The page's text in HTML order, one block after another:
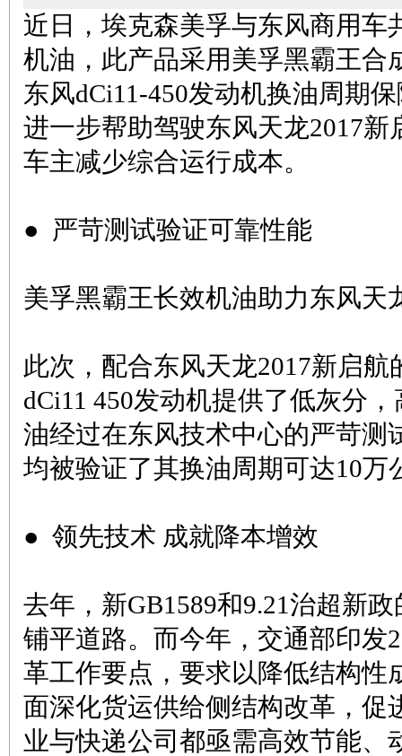
近日，埃克森美孚与东风商用车
机油，此产品采用美孚黑霸王合
东风dCi11-450发动机换油周期
进一步帮助驾驶东风天龙2017
车主减少综合运行成本。
● 严苛测试验证可靠性能
美孚黑霸王长效机油助力东风天
此次，配合东风天龙2017新启
dCi11 450发动机提供了低灰分
油经过在东风技术中心的严苛测
均被验证了其换油周期可达10万
● 领先技术 成就降本增效
去年，新GB1589和9.21治超新
铺平道路。而今年，交通部印发
革工作要点，要求以降低结构性
面深化货运供给侧结构改革，
业与快递公司都亟需高效节能、